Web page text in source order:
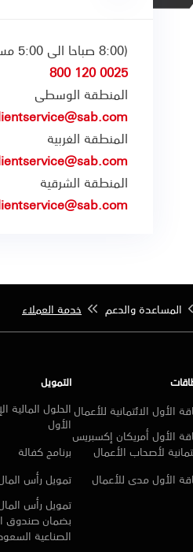
(8:00 صباحا الى 5:00 مساء)
0025 120 800
المنطقة الوسطى
المنطقة الغربية
المنطقة الشرقية
المساعدة والدعم خدمة العملاء
الأول الائتمانية للأعمال
الأول أمريكان إكسبريس
لأصحاب الأعمال
الأول مدى للأعمال
التمويل
الحلول المالية
الأول
برنامج كفالة
تمويل رأس
تمويل رأس
بضمان صندوق
الصناعية